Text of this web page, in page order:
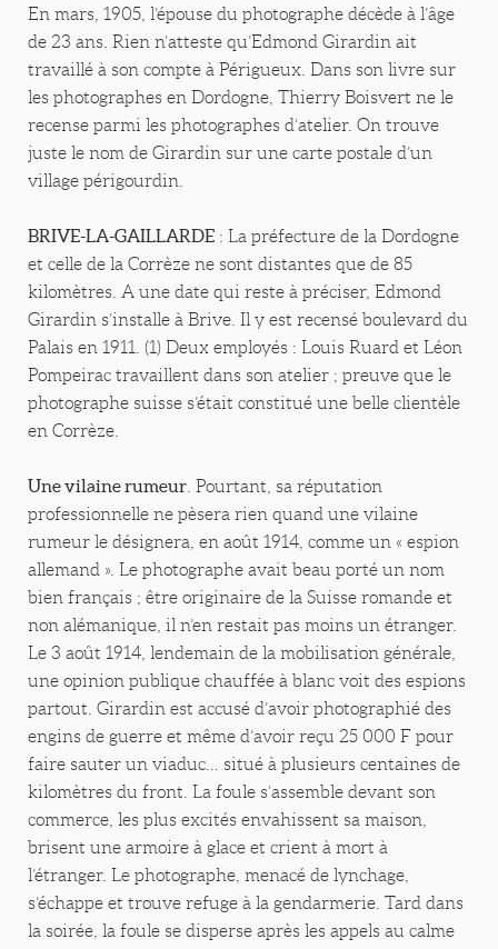
En mars, 1905, l’épouse du photographe décède à l’âge
de 23 ans. Rien n’atteste qu’Edmond Girardin ait
travaillé à son compte à Périgueux. Dans son livre sur
les photographes en Dordogne, Thierry Boisvert ne le
recense parmi les photographes d’atelier. On trouve
juste le nom de Girardin sur une carte postale d’un
village périgourdin.
BRIVE-LA-GAILLARDE : La préfecture de la Dordogne
et celle de la Corrèze ne sont distantes que de 85
kilomètres. A une date qui reste à préciser, Edmond
Girardin s’installe à Brive. Il y est recensé boulevard du
Palais en 1911. (1) Deux employés : Louis Ruard et Léon
Pompeirac travaillent dans son atelier ; preuve que le
photographe suisse s’était constitué une belle clientèle
en Corrèze.
Une vilaine rumeur . Pourtant, sa réputation
professionnelle ne pèsera rien quand une vilaine
rumeur le désignera, en août 1914, comme un « espion
allemand ». Le photographe avait beau porté un nom
bien français ; être originaire de la Suisse romande et
non alémanique, il n’en restait pas moins un étranger.
Le 3 août 1914, lendemain de la mobilisation générale,
une opinion publique chauffée à blanc voit des espions
partout. Girardin est accusé d’avoir photographié des
engins de guerre et même d’avoir reçu 25 000 F pour
faire sauter un viaduc… situé à plusieurs centaines de
kilomètres du front. La foule s’assemble devant son
commerce, les plus excités envahissent sa maison,
brisent une armoire à glace et crient à mort à
l’étranger. Le photographe, menacé de lynchage,
s’échappe et trouve refuge à la gendarmerie. Tard dans
la soirée, la foule se disperse après les appels au calme